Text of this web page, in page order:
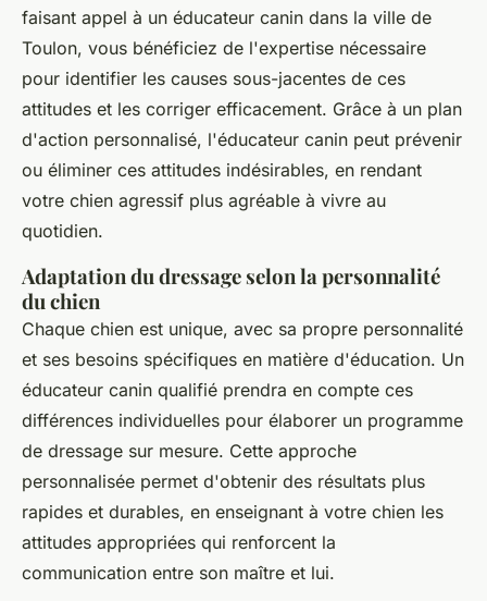
faisant appel à un éducateur canin dans la ville de
Toulon, vous bénéficiez de l'expertise nécessaire
pour identifier les causes sous-jacentes de ces
attitudes et les corriger efficacement. Grâce à un plan
d'action personnalisé, l'éducateur canin peut prévenir
ou éliminer ces attitudes indésirables, en rendant
votre chien agressif plus agréable à vivre au
quotidien.
Adaptation du dressage selon la personnalité
du chien
Chaque chien est unique, avec sa propre personnalité
et ses besoins spécifiques en matière d'éducation. Un
éducateur canin qualifié prendra en compte ces
différences individuelles pour élaborer un programme
de dressage sur mesure. Cette approche
personnalisée permet d'obtenir des résultats plus
rapides et durables, en enseignant à votre chien les
attitudes appropriées qui renforcent la
communication entre son maître et lui.